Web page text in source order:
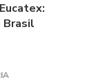
Brasil